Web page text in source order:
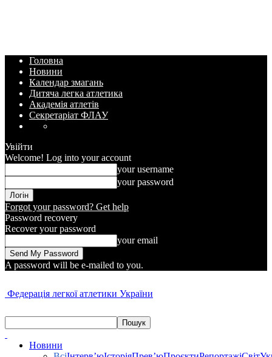
Головна
Новини
Календар змагань
Дитяча легка атлетика
Академія атлетів
Секретаріат ФЛАУ
Увійти
Welcome! Log into your account
your username
your password
Forgot your password? Get help
Password recovery
Recover your password
your email
A password will be e-mailed to you.
Федерація легкої атлетики України
Новини